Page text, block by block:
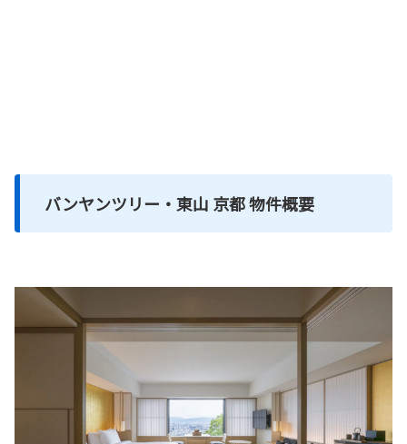
バンヤンツリー・東山 京都 物件概要